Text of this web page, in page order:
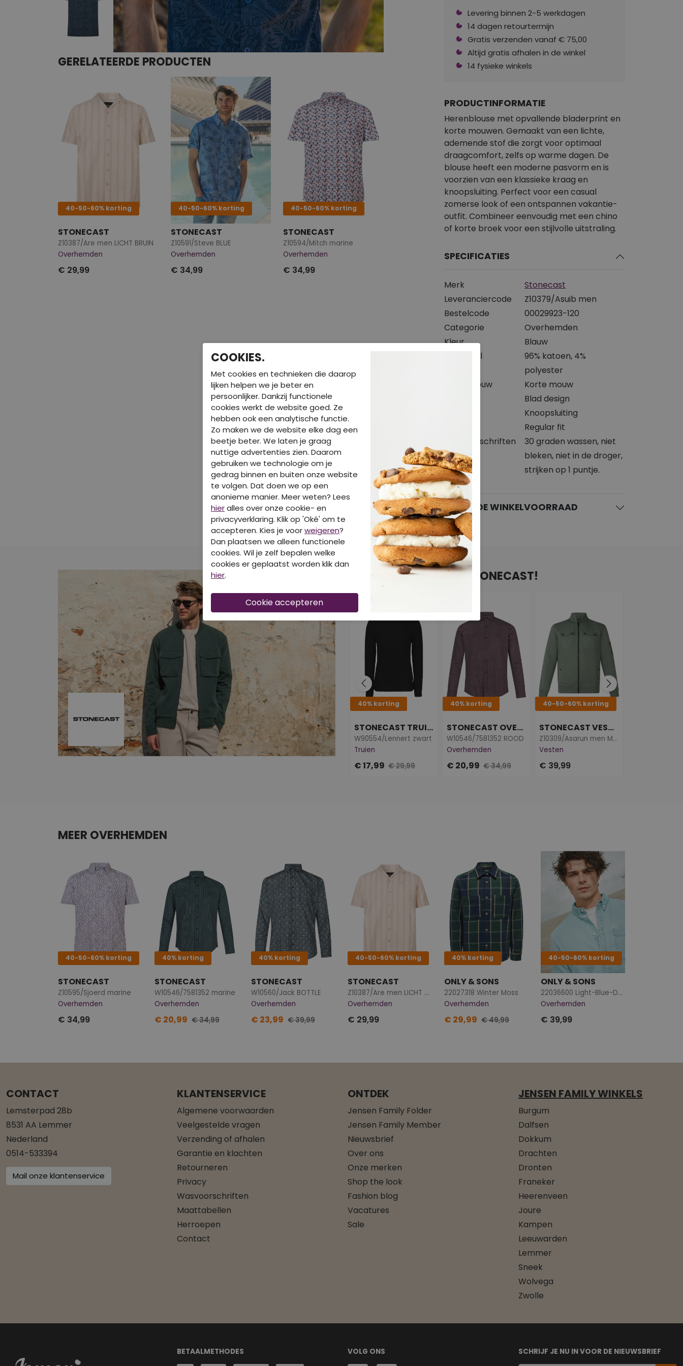
GERELATEERDE PRODUCTEN
40-50-60% korting
STONECAST
Z10387/Are men LICHT BRUIN
Overhemden
€ 29,99
40-50-60% korting
STONECAST
Z10591/Steve BLUE
Overhemden
€ 34,99
40-50-60% korting
STONECAST
Z10594/Mitch marine
Overhemden
€ 34,99
Levering binnen 2-5 werkdagen
14 dagen retourtermijn
Gratis verzenden vanaf € 75,00
Altijd gratis afhalen in de winkel
14 fysieke winkels
PRODUCTINFORMATIE
Herenblouse met opvallende bladerprint en
korte mouwen. Gemaakt van een lichte,
ademende stof die zorgt voor optimaal
draagcomfort, zelfs op warme dagen. De
blouse heeft een moderne pasvorm en is
voorzien van een klassieke kraag en
knoopsluiting. Perfect voor een casual
zomerse look of een ontspannen vakantie-
outfit. Combineer eenvoudig met een chino
of korte broek voor een stijlvolle uitstraling.
SPECIFICATIES
Merk
Stonecast
Leveranciercode
Z10379/Asuib men
Bestelcode
00029923-120
Categorie
Overhemden
Kleur
Blauw
Materiaal
96% katoen, 4%
polyester
Soort mouw
Korte mouw
Blad design
Knoopsluiting
Regular fit
Wasvoorschriften
30 graden wassen, niet
bleken, niet in de droger,
strijken op 1 puntje.
BEKIJK DE WINKELVOORRAAD
DIT IS OOK LEUK VAN STONECAST!
40% korting
STONECAST TRUIEN
W90554/Lennert zwart
Truien
€ 17,99 € 29,99
40% korting
STONECAST OVERHEMDEN
W10546/7581352 ROOD
Overhemden
€ 20,99 € 34,99
40-50-60% korting
STONECAST VESTEN
Z10309/Asarun men MOS
Vesten
€ 39,99
MEER OVERHEMDEN
40-50-60% korting
STONECAST
Z10595/Sjoerd marine
Overhemden
€ 34,99
40% korting
STONECAST
W10546/7581352 marine
Overhemden
€ 20,99 € 34,99
40% korting
STONECAST
W10560/Jack BOTTLE
Overhemden
€ 23,99 € 39,99
40-50-60% korting
STONECAST
Z10387/Are men LICHT BRUIN
Overhemden
€ 29,99
40% korting
ONLY & SONS
22027318 Winter Moss
Overhemden
€ 29,99 € 49,99
40-50-60% korting
ONLY & SONS
22036600 Light-Blue-Denim
Overhemden
€ 39,99
CONTACT
Lemsterpad 28b
8531 AA Lemmer
Nederland
0514-533394
Mail onze klantenservice
KLANTENSERVICE
Algemene voorwaarden
Veelgestelde vragen
Verzending of afhalen
Garantie en klachten
Retourneren
Privacy
Wasvoorschriften
Maattabellen
Herroepen
Contact
ONTDEK
Jensen Family Folder
Jensen Family Member
Nieuwsbrief
Over ons
Onze merken
Shop the look
Fashion blog
Vacatures
Sale
JENSEN FAMILY WINKELS
Burgum
Dalfsen
Dokkum
Drachten
Dronten
Franeker
Heerenveen
Joure
Kampen
Leeuwarden
Lemmer
Sneek
Wolvega
Zwolle
BETAALMETHODES SCHRIJF JE NU IN VOOR DE NIEUWSBRIEF
VOLG ONS
COOKIES.
Met cookies en technieken die daarop
lijken helpen we je beter en
persoonlijker. Dankzij functionele
cookies werkt de website goed. Ze
hebben ook een analytische functie.
Zo maken we de website elke dag een
beetje beter. We laten je graag
nuttige advertenties zien. Daarom
gebruiken we technologie om je
gedrag binnen en buiten onze website
te volgen. Dat doen we op een
anonieme manier. Meer weten? Lees
hieralles over onze cookie- en
privacyverklaring. Klik op 'Oké' om te
accepteren. Kies je voorweigeren?
Dan plaatsen we alleen functionele
cookies. Wil je zelf bepalen welke
cookies er geplaatst worden klik dan
hier.